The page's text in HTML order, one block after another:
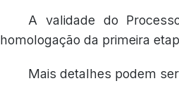
A validade do
homologação da primeira
Mais detalhes podem